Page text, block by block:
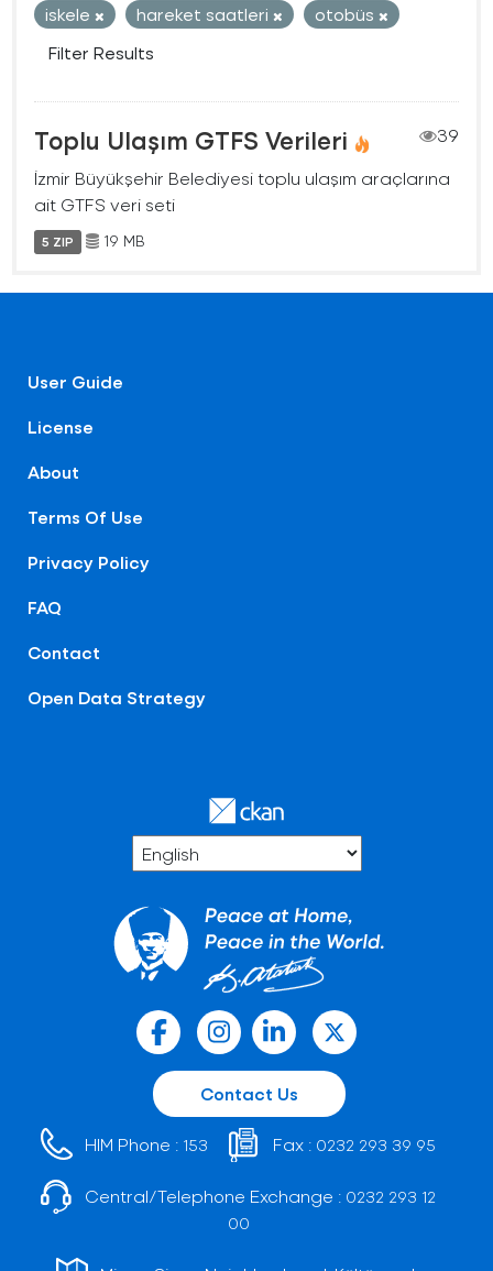
iskele
hareket saatleri
otobüs
Filter Results
Toplu Ulaşım GTFS Verileri
39
İzmir Büyükşehir Belediyesi toplu ulaşım araçlarına
ait GTFS veri seti
5 ZIP 19 MB
User Guide
License
About
Terms Of Use
Privacy Policy
FAQ
Contact
Open Data Strategy
Contact Us
HIM Phone : 153 Fax : 0232 293 39 95
Central/Telephone Exchange : 0232 293 12
00